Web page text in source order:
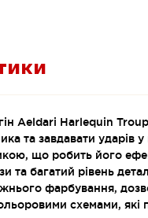
Aeldari Harlequin
та завдавати ударів
що робить його
та багатий рівень
фарбування,
схемами, які